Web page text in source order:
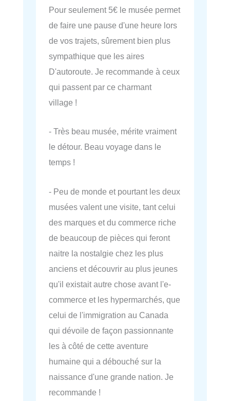
Pour seulement 5€ le musée permet
de faire une pause d'une heure lors
de vos trajets, sûrement bien plus
sympathique que les aires
D'autoroute. Je recommande à ceux
qui passent par ce charmant
village !
- Très beau musée, mérite vraiment
le détour. Beau voyage dans le
temps !
- Peu de monde et pourtant les deux
musées valent une visite, tant celui
des marques et du commerce riche
de beaucoup de pièces qui feront
naitre la nostalgie chez les plus
anciens et découvrir au plus jeunes
qu'il existait autre chose avant l'e-
commerce et les hypermarchés, que
celui de l'immigration au Canada
qui dévoile de façon passionnante
les à côté de cette aventure
humaine qui a débouché sur la
naissance d'une grande nation. Je
recommande !